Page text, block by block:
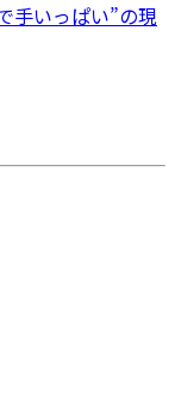
手いっぱい”の現